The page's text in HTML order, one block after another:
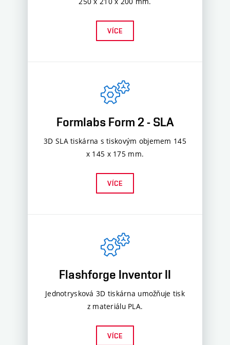
VÍCE
Formlabs Form 2 - SLA
3D SLA tiskárna s tiskovým objemem 145
x 145 x 175 mm.
VÍCE
Flashforge Inventor II
Jednotrysková 3D tiskárna umožňuje tisk
z materiálu PLA.
VÍCE